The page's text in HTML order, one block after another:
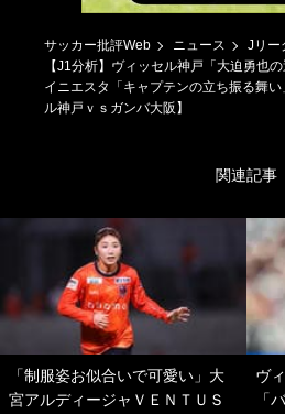
サッカー批評Web ニュース
Jリー
【J1分析】ヴィッセル神戸「大迫勇也
イニエスタ「キャプテンの立ち振る舞
ル神戸ｖｓガンバ大阪】
関連記事
「制服姿お似合いで可愛い」大
宮アルディージャＶＥＮＴＵＳ
ヴ
「